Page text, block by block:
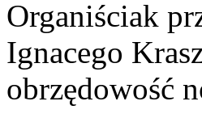
Organiściak
Ignacego
obrzędowość